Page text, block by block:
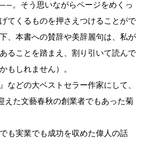
。そう思いながらページをめくっ
てくるものを押さえつけることがで
、本書への賛辞や美辞麗句は、私が
ることを踏まえ、割り引いて読んで
もしれません）。
などの大ベストセラー作家にして、
えた文藝春秋の創業者でもあった菊
も実業でも成功を収めた偉人の話